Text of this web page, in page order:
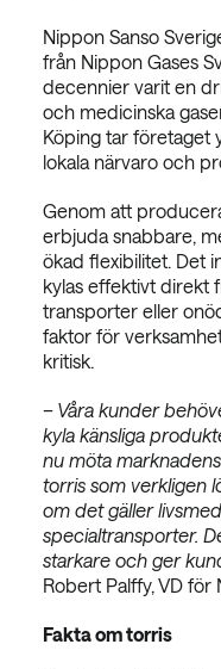
Nippon Sanso
från Nippon Gases
decennier varit en
och medicinska
Köping tar företaget
lokala närvaro och
Genom att
erbjuda snabbare,
ökad flexibilitet. Det
kylas effektivt direkt
transporter eller
faktor för
kritisk.
– Våra kunder
kyla känsliga
nu möta
torris som verkligen
om det gäller
specialtransporter.
starkare och ger
Robert Palffy, VD för
Fakta om torris